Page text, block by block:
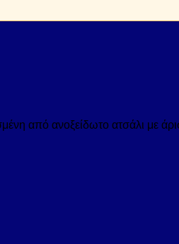
από ανοξείδωτο ατσάλι με